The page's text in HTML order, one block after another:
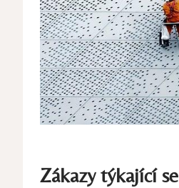
Zákazy týkající se